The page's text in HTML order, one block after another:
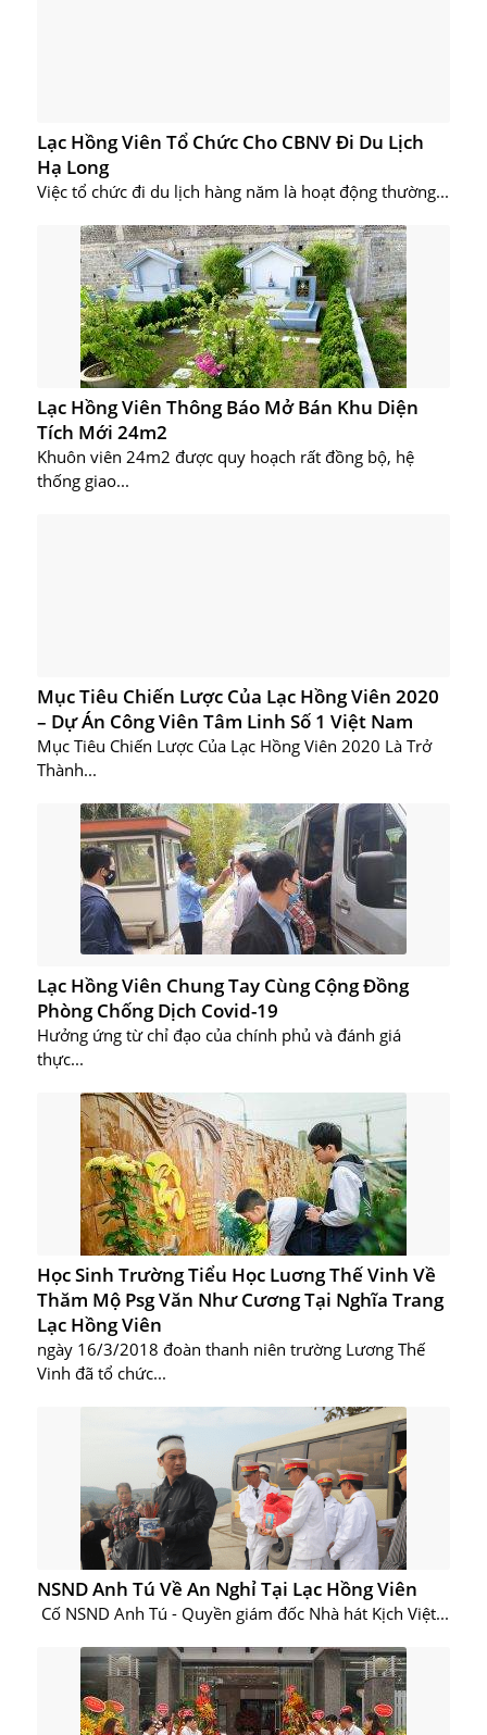
Lạc Hồng Viên Tổ Chức Cho CBNV Đi Du Lịch
Hạ Long
Việc tổ chức đi du lịch hàng năm là hoạt động thường...
Lạc Hồng Viên Thông Báo Mở Bán Khu Diện
Tích Mới 24m2
Khuôn viên 24m2 được quy hoạch rất đồng bộ, hệ
thống giao...
Mục Tiêu Chiến Lược Của Lạc Hồng Viên 2020
– Dự Án Công Viên Tâm Linh Số 1 Việt Nam
Mục Tiêu Chiến Lược Của Lạc Hồng Viên 2020 Là Trở
Thành...
Lạc Hồng Viên Chung Tay Cùng Cộng Đồng
Phòng Chống Dịch Covid-19
Hưởng ứng từ chỉ đạo của chính phủ và đánh giá
thực...
Học Sinh Trường Tiểu Học Luơng Thế Vinh Về
Thăm Mộ Psg Văn Như Cương Tại Nghĩa Trang
Lạc Hồng Viên
ngày 16/3/2018 đoàn thanh niên trường Lương Thế
Vinh đã tổ chức...
NSND Anh Tú Về An Nghỉ Tại Lạc Hồng Viên
Cố NSND Anh Tú - Quyền giám đốc Nhà hát Kịch Việt...